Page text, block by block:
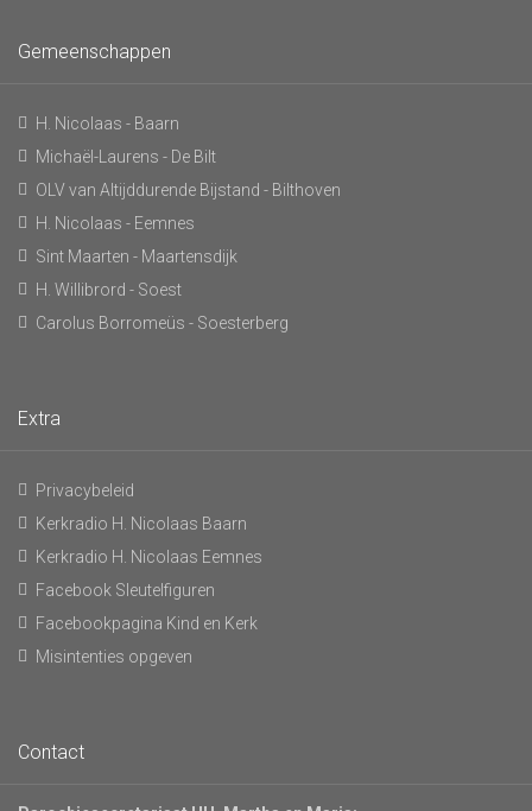
Gemeenschappen
H. Nicolaas - Baarn
Michaël-Laurens - De Bilt
OLV van Altijddurende Bijstand - Bilthoven
H. Nicolaas - Eemnes
Sint Maarten - Maartensdijk
H. Willibrord - Soest
Carolus Borromeüs - Soesterberg
Extra
Privacybeleid
Kerkradio H. Nicolaas Baarn
Kerkradio H. Nicolaas Eemnes
Facebook Sleutelfiguren
Facebookpagina Kind en Kerk
Misintenties opgeven
Contact